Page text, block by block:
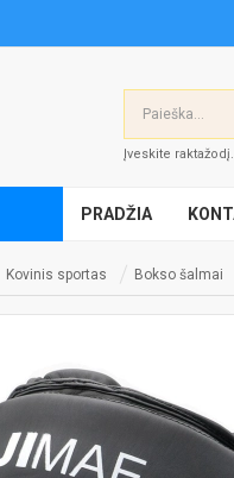
Įveskite
PRADŽIA
Kovinis sportas Bokso šalmai